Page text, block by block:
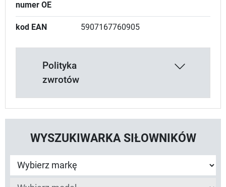
numer OE
kod EAN 5907167760905
Polityka
zwrotów
WYSZUKIWARKA SIŁOWNIKÓW